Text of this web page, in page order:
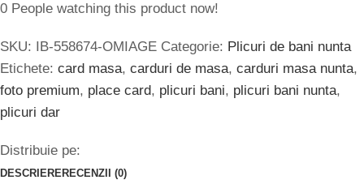
0 People watching this product now!
SKU: IB-558674-OMIAGE Categorie: Plicuri de bani nunta
Etichete: card masa, carduri de masa, carduri masa nunta,
foto premium, place card, plicuri bani, plicuri bani nunta,
plicuri dar
Distribuie pe:
DESCRIERERECENZII (0)